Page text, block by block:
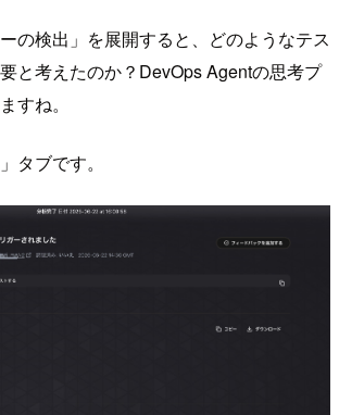
の検出」を展開すると、どのようなテス
と考えたのか？DevOps Agentの思考プ
すね。
タブです。